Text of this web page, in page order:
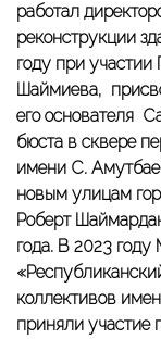
работал
реконструкции
году при участии
Шаймиева,
его основателя
бюста в сквере
имени С.
новым улицам
Роберт
года. В 2023 году
коллективов
приняли участие